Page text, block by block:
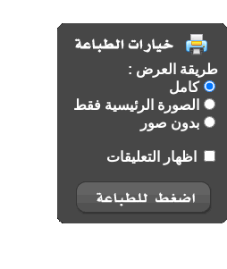
طريقة العرض :
كامل
الصورة الرئيسية فقط
بدون صور
اظهار التعليقات